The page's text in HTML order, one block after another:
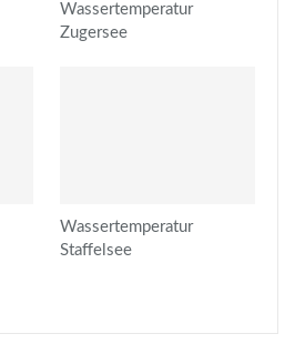
Wassertemperatur
Zugersee
Wassertemperatur
Staffelsee